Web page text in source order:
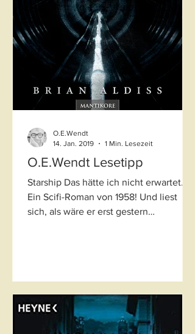
O.E.Wendt Lesetipp
Starship Das hätte ich nicht erwartet.
Ein Scifi-Roman von 1958! Und liest
sich, als wäre er erst gestern
O.E.Wendt
14. Jan. 2019
1 Min. Lesezeit